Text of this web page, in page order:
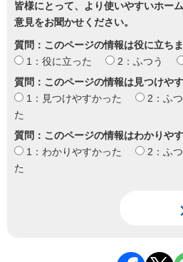
皆様にとって、より使いやすいホー
意見をお聞かせください。
質問：このページの情報は役に立ち
1：役に立った
2：ふつう
質問：このページの情報は見つけや
1：見つけやすかった
2：ふ
た
質問：このページの情報はわかりや
1：わかりやすかった
2：ふ
た